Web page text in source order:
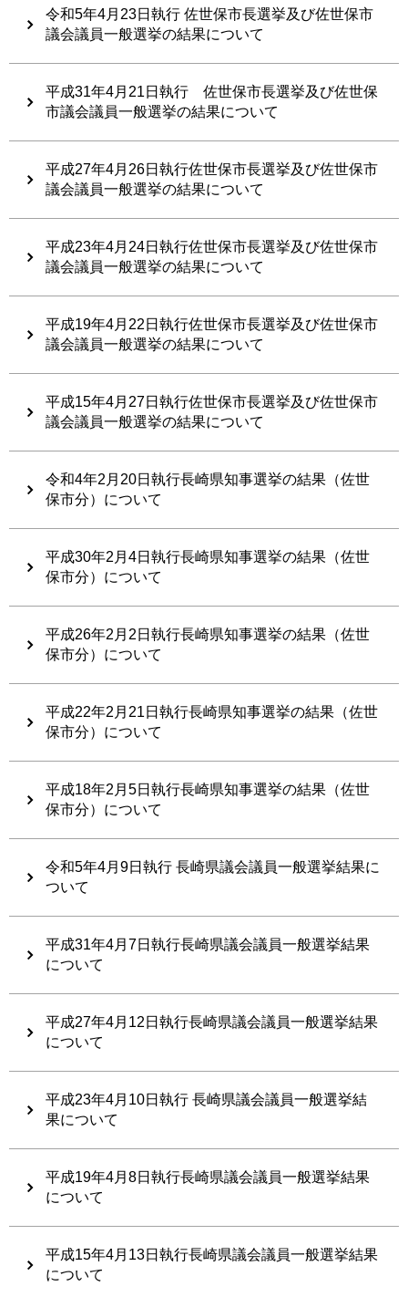
令和5年4月23日執行 佐世保市長選挙及び佐世保市
議会議員一般選挙の結果について
平成31年4月21日執行 佐世保市長選挙及び佐世保
市議会議員一般選挙の結果について
平成27年4月26日執行佐世保市長選挙及び佐世保市
議会議員一般選挙の結果について
平成23年4月24日執行佐世保市長選挙及び佐世保市
議会議員一般選挙の結果について
平成19年4月22日執行佐世保市長選挙及び佐世保市
議会議員一般選挙の結果について
平成15年4月27日執行佐世保市長選挙及び佐世保市
議会議員一般選挙の結果について
令和4年2月20日執行長崎県知事選挙の結果（佐世
保市分）について
平成30年2月4日執行長崎県知事選挙の結果（佐世
保市分）について
平成26年2月2日執行長崎県知事選挙の結果（佐世
保市分）について
平成22年2月21日執行長崎県知事選挙の結果（佐世
保市分）について
平成18年2月5日執行長崎県知事選挙の結果（佐世
保市分）について
令和5年4月9日執行 長崎県議会議員一般選挙結果に
ついて
平成31年4月7日執行長崎県議会議員一般選挙結果
について
平成27年4月12日執行長崎県議会議員一般選挙結果
について
平成23年4月10日執行 長崎県議会議員一般選挙結
果について
平成19年4月8日執行長崎県議会議員一般選挙結果
について
平成15年4月13日執行長崎県議会議員一般選挙結果
について